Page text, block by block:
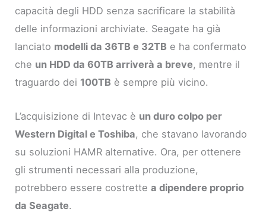
capacità degli HDD senza sacrificare la stabilità
delle informazioni archiviate. Seagate ha già
lanciato modelli da 36TB e 32TB e ha confermato
che un HDD da 60TB arriverà a breve, mentre il
traguardo dei 100TB è sempre più vicino.
L’acquisizione di Intevac è un duro colpo per
Western Digital e Toshiba, che stavano lavorando
su soluzioni HAMR alternative. Ora, per ottenere
gli strumenti necessari alla produzione,
potrebbero essere costrettea dipendere proprio
da Seagate.